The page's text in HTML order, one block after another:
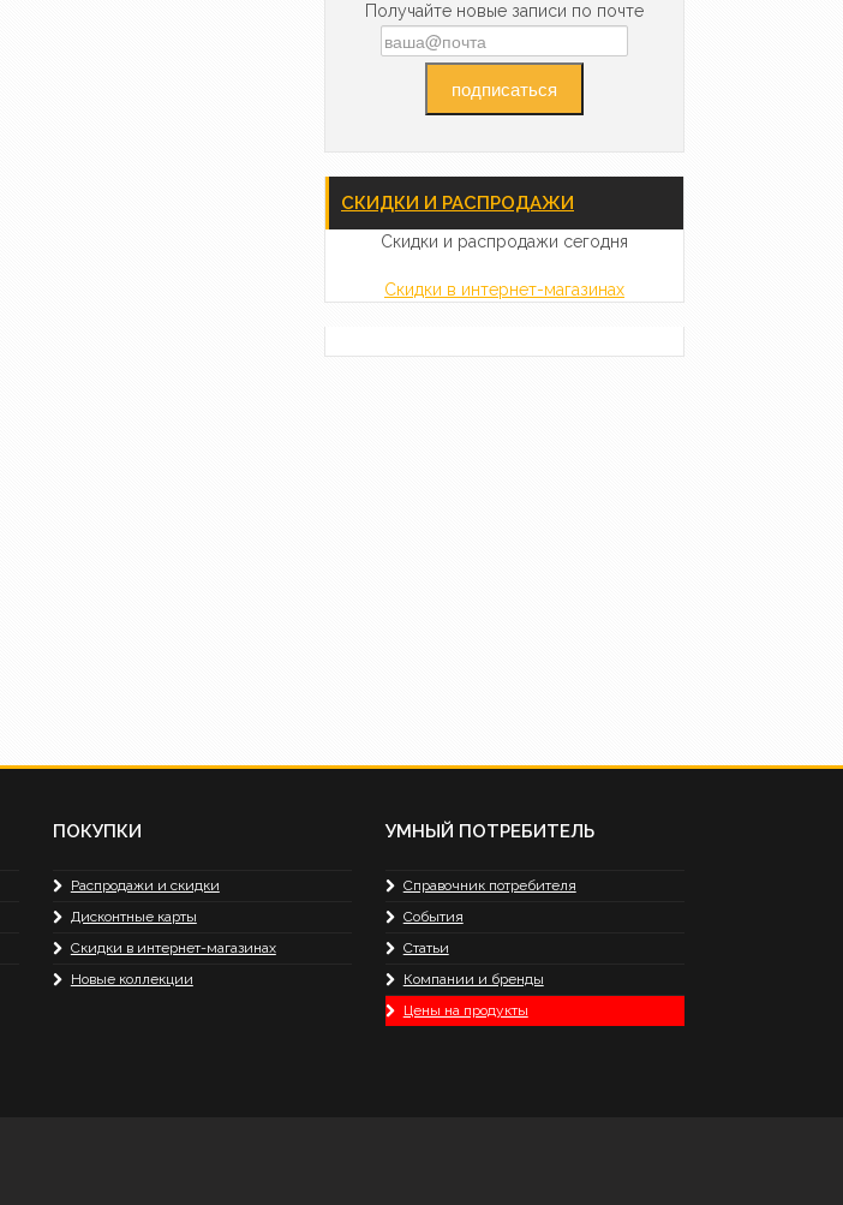
Получайте новые записи по почте
СКИДКИ И РАСПРОДАЖИ
Скидки и распродажи сегодня
Скидки в интернет-магазинах
ПОКУПКИ
Распродажи и скидки
Дисконтные карты
Скидки в интернет-магазинах
Новые коллекции
УМНЫЙ ПОТРЕБИТЕЛЬ
Справочник потребителя
События
Статьи
Компании и бренды
Цены на продукты